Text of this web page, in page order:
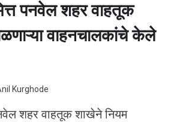
पनवेल शहर वाहतूक
वाहनचालकांचे केले
Kurghode
शहर वाहतूक शाखेने नियम